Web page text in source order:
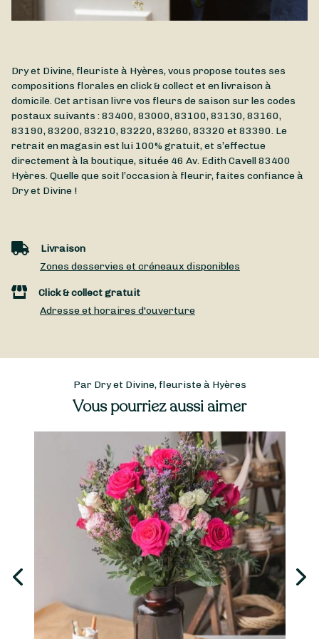
Dry et Divine, fleuriste à Hyères, vous propose toutes ses
compositions florales en click & collect et en livraison à
domicile. Cet artisan livre vos fleurs de saison sur les codes
postaux suivants : 83400, 83000, 83100, 83130, 83160,
83190, 83200, 83210, 83220, 83260, 83320 et 83390. Le
retrait en magasin est lui 100% gratuit, et s’effectue
directement à la boutique, située 46 Av. Edith Cavell83400
Hyères. Quelle que soit l’occasion à fleurir, faites confiance à
Dry et Divine !
Livraison
Zones desservies et créneaux disponibles
Click & collect gratuit
Adresse et horaires d'ouverture
Par Dry et Divine, fleuriste à Hyères
Vous pourriez aussi aimer